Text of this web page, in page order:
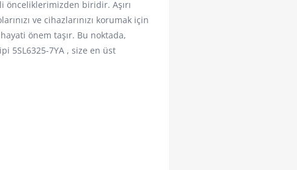
önceliklerimizden biridir. Aşırı
ve cihazlarınızı korumak için
önem taşır. Bu noktada,
5SL6325-7YA , size en üst